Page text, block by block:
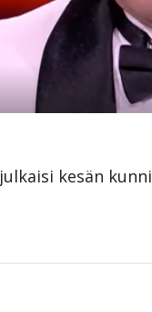
julkaisi kesän